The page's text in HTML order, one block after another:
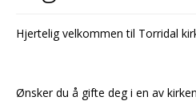
VOKSNE
Hjertelig velkommen til Torridal
Ønsker du å gifte deg i en av